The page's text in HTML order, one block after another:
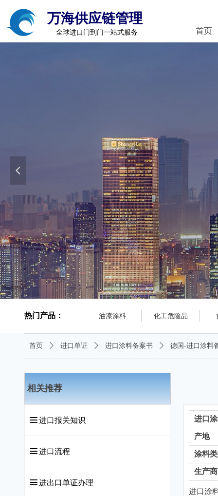
넳
首页
万海供应链管理
全球进口门到门一站式服务
油漆涂料 化工危险品
热门产品：
相关推荐
끀进口报关知识
끀进口流程
끀进出口单证办理
进口
产地
涂料
生产商
进口涂
首页 ꄲ 进口单证 ꄲ 进口涂料备案书 ꄲ 德国-进口涂料